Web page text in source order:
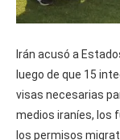
Irán acusó a
luego de que 15
visas necesarias
medios iraníes, los
los permisos